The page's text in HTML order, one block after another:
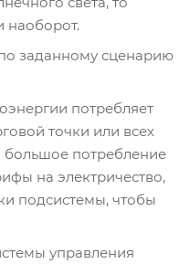
наоборот.
заданному сценарию
потребляет
точки или всех
потребление
на электричество,
подсистемы, чтобы
управления